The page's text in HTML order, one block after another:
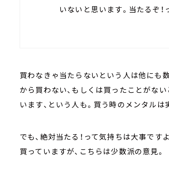
いないと思います。当たるぞ！
買わなきゃ当たらないという人は他にも
から買わない、もしくは買ったことがな
います、という人も。買う時のメンタルは
でも、絶対当たる！って気持ちは大事です
買っていますが、こちらは少数派の意見。